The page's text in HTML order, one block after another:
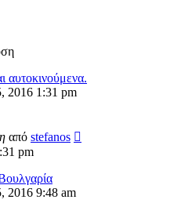
αυτοκινούμενα.
2016 1:31 pm
από stefanos
pm
2016 9:48 am